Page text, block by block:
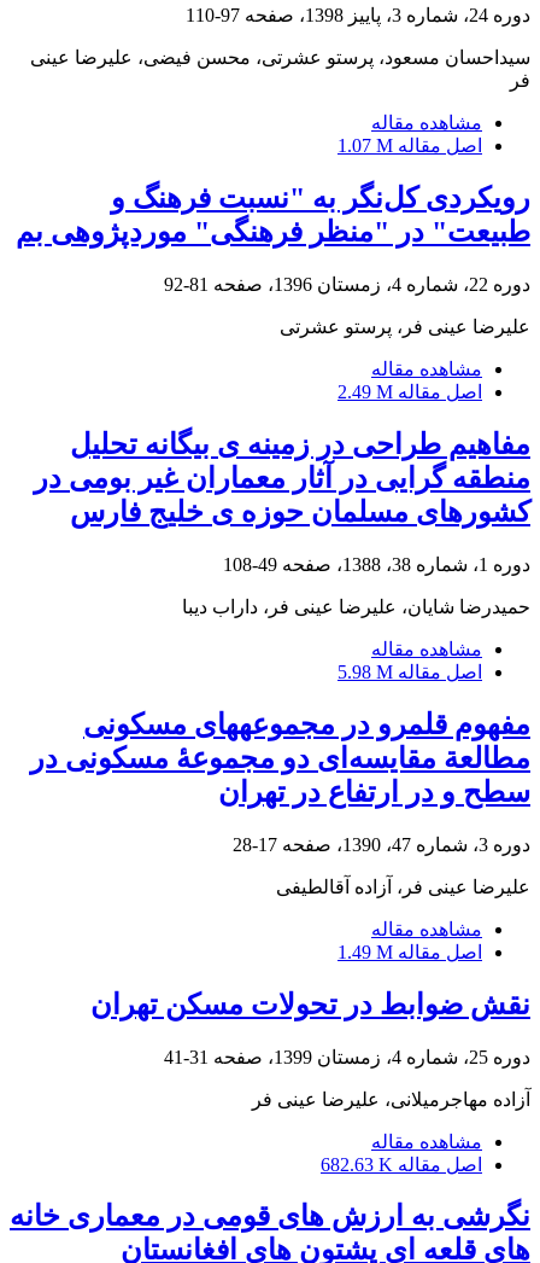
دوره 24، شماره 3، پاییز 1398، صفحه 97-110
سیداحسان مسعود، پرستو عشرتی، محسن فیضی، علیرضا عینی
فر
مشاهده مقاله
اصل مقاله 1.07 M
رویکردی کل‌نگر به "نسبت فرهنگ و
طبیعت" در "منظر فرهنگی" موردپژوهی بم
دوره 22، شماره 4، زمستان 1396، صفحه 81-92
علیرضا عینی فر، پرستو عشرتی
مشاهده مقاله
اصل مقاله 2.49 M
مفاهیم طراحی در زمینه ی بیگانه تحلیل
منطقه گرایی در آثار معماران غیر بومی در
کشورهای مسلمان حوزه ی خلیج فارس
دوره 1، شماره 38، 1388، صفحه 49-108
حمیدرضا شایان، علیرضا عینی فر، داراب دیبا
مشاهده مقاله
اصل مقاله 5.98 M
مفهوم قلمرو در مجموعههای مسکونی
مطالعة مقایسه‌ای دو مجموعۀ مسکونی در
سطح و در ارتفاع در تهران
دوره 3، شماره 47، 1390، صفحه 17-28
علیرضا عینی فر، آزاده آقالطیفی
مشاهده مقاله
اصل مقاله 1.49 M
نقش ضوابط در تحولات مسکن تهران
دوره 25، شماره 4، زمستان 1399، صفحه 31-41
آزاده مهاجرمیلانی، علیرضا عینی فر
مشاهده مقاله
اصل مقاله 682.63 K
نگرشی به ارزش های قومی در معماری خانه
های قلعه ای پشتون های افغانستان